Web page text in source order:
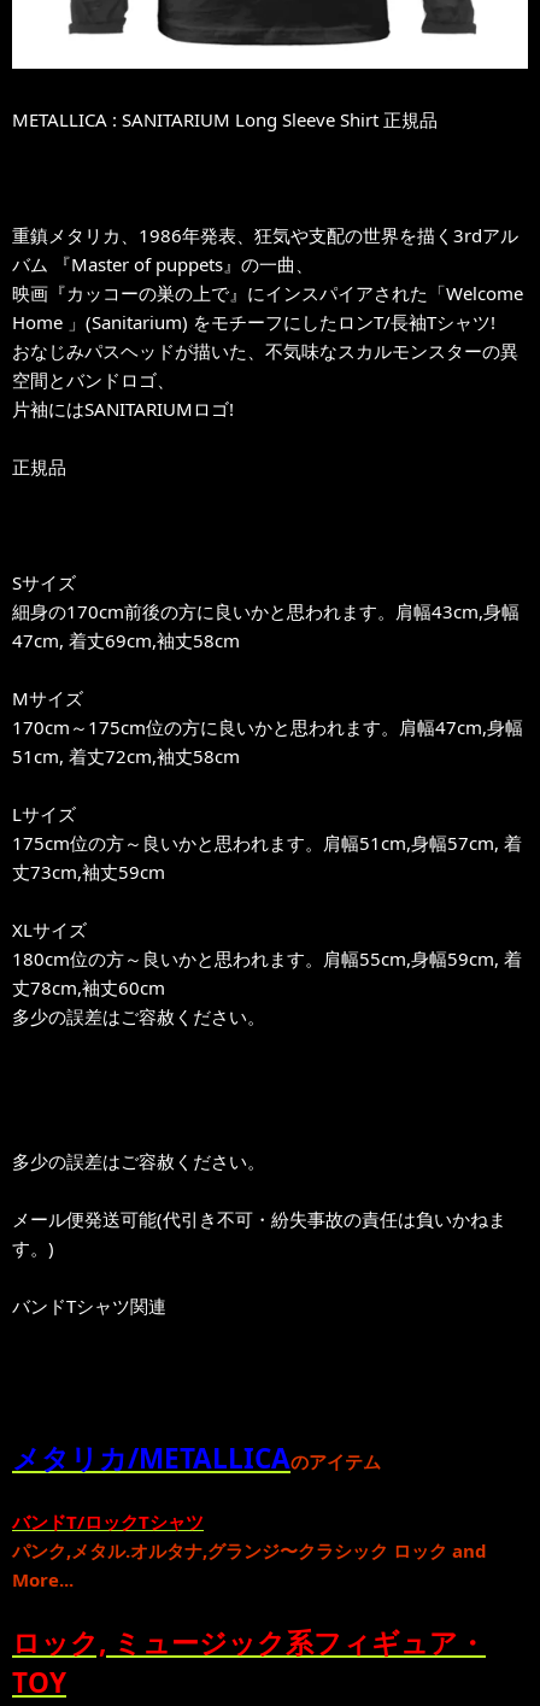
METALLICA : SANITARIUM Long Sleeve Shirt 正規品
重鎮メタリカ、1986年発表、狂気や支配の世界を描く3rdアル
バム 『Master of puppets』の一曲、
映画『カッコーの巣の上で』にインスパイアされた「Welcome
Home 」(Sanitarium) をモチーフにしたロンT/長袖Tシャツ!
おなじみパスヘッドが描いた、不気味なスカルモンスターの異
空間とバンドロゴ、
片袖にはSANITARIUMロゴ!
正規品
Sサイズ
細身の170cm前後の方に良いかと思われます。肩幅43cm,身幅
47cm, 着丈69cm,袖丈58cm
Mサイズ
170cm～175cm位の方に良いかと思われます。肩幅47cm,身幅
51cm, 着丈72cm,袖丈58cm
Lサイズ
175cm位の方～良いかと思われます。肩幅51cm,身幅57cm, 着
丈73cm,袖丈59cm
XLサイズ
180cm位の方～良いかと思われます。肩幅55cm,身幅59cm, 着
丈78cm,袖丈60cm
多少の誤差はご容赦ください。
多少の誤差はご容赦ください。
メール便発送可能(代引き不可・紛失事故の責任は負いかねま
す。)
バンドTシャツ関連
メタリカ/METALLICAのアイテム
バンドT/ロックTシャツ
パンク,メタル.オルタナ,グランジ〜クラシック ロック and
More...
ロック, ミュージック系フィギュア・
TOY